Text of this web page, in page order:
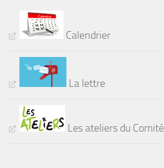
Calendrier
La lettre
Les ateliers du Comité